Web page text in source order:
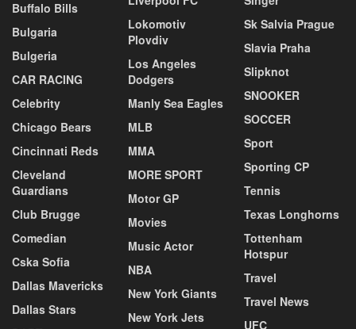
Buffalo Bills
Bulgaria
Bulgeria
CAR RACING
Celebrity
Chicago Bears
Cincinnati Reds
Cleveland
Guardians
Club Brugge
Comedian
Cska Sofia
Dallas Mavericks
Dallas Stars
Lokomotiv
Plovdiv
Los Angeles
Dodgers
Manly Sea Eagles
MLB
MMA
MORE SPORT
Motor GP
Movies
Music Actor
NBA
New York Giants
New York Jets
Sk Salvia Prague
Slavia Praha
Slipknot
SNOOKER
SOCCER
Sport
Sporting CP
Tennis
Texas Longhorns
Tottenham
Hotspur
Travel
Travel News
UFC